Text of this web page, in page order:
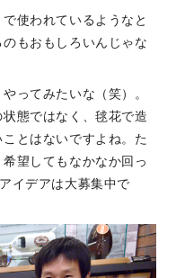
使われているようなと
もおもしろいんじゃな
ってみたいな（笑）。
態ではなく、毬花で造
とはないですよね。た
望してもなかなか回っ
イデアは大募集中で